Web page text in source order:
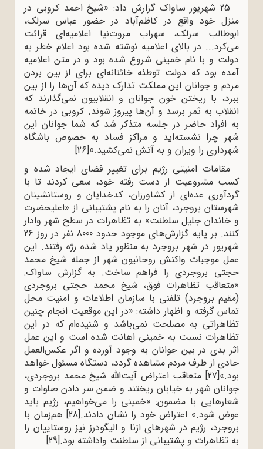
25 شهریور ساواک گزارش داد: «شیخ احمد کروبی در
منزل خود واقع در کاظم‌آباد در حضور عباس سرلک،
ابوطالب سرلک، سهراب مروت‌نیا اعلامیه‌ای قرائت
می‌کرد... در بالای اعلامیه نوشته شده بود اعلام خطر به
دولت و با نام خمینی شروع شده بود و در متن اعلامیه
آمده بود که دولت توطئه خائنانه‌ای برای از بین بردن
مردم و جوانان این مملکت تدارک دیده که آن‌ها را از بین
ببرد، با ریختن خون جوانان و انقلابیون نمی‌گذارند که
انقلاب به ثمر برسد و آن‌ها پیروز شوند. کروبی در خاتمه
به افراد حاضر در جلسه متذکر شد که شما جوانان این
شهر چرا نشسته‌اید و مراکز فساد به‌ خصوص باشگاه
شهرداری را ویران و به آتش نمی‌کشید.»[26]
مقامات امنیتی رژیم برای تغییر فضای ایجاد شده و
کسب مشروعیت از دست رفته خود، سعی کردند تا با
گردآوری عده‌ای از کشاورزان، کدخدایان و روستانشینان
شهرستان بروجرد، آنان را به نام پشتیبانی از «اعلیحضرت
و خاندان جلیل سلطنت» به تظاهرات در سطح شهر وادار
کنند. بر پایه گزارش‌های موجود حدود 8000 نفر در روز 26
شهریور در شهر بروجرد به منظور یاد شده رژه رفتند. این
عمل موجبات واکنش روحانیون شهر از جمله شیخ محمد
حجتی بروجردی را فراهم ساخت. به گزارش ساواک:
«متعاقب تظاهرات فوق، شیخ محمد حجتی بروجردی
(مقیم بروجرد) تلفنی با سازمان اطلاعات و امنیت محل
تماس گرفته و اظهار داشته: «در این موقعیت انجام چنین
تظاهراتی به مصلحت نمی‌باشد و شنیده‌ام که در این
تظاهرات نسبت به خمینی اهانت شده است و این عمل
اثر بدی در بین جوانان به وجود آورده و اگر عکس‌العمل
حادی از طرف مردم مشاهده گردد، دستگاه مسئول خواهد
بود.»[27]
متعاقب اعتراض آیت‌الله شیخ محمد بروجردی،
جوانان شهر به خیابان ریختند و ضمن سر دادن صلوات و
شعارهایی با مضمون: «خمینی را می‌خواهیم، رژیم باید
عوض شود.» اعتراض خود را نشان دادند.[28]
هم‌زمان با
بروجرد، رژیم در شهرهای ازنا و الیگودرز نیز روستاییان را
به تظاهرات و پشتیبانی از سلطنت واداشته بود.[29]